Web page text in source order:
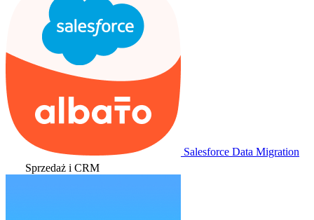
Salesforce Data Migration
Sprzedaż i CRM